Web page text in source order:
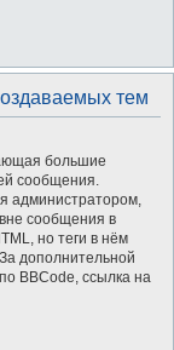
тем
большие
сообщения.
администратором,
сообщения в
но теги в нём
дополнительной
BBCode, ссылка на